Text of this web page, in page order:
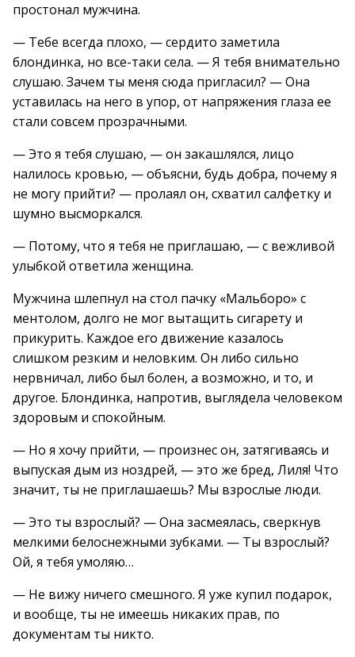
простонал мужчина.
— Тебе всегда плохо, — сердито заметила
блондинка, но все-таки села. — Я тебя внимательно
слушаю. Зачем ты меня сюда пригласил? — Она
уставилась на него в упор, от напряжения глаза ее
стали совсем прозрачными.
— Это я тебя слушаю, — он закашлялся, лицо
налилось кровью, — объясни, будь добра, почему я
не могу прийти? — пролаял он, схватил салфетку и
шумно высморкался.
— Потому, что я тебя не приглашаю, — с вежливой
улыбкой ответила женщина.
Мужчина шлепнул на стол пачку «Мальборо» с
ментолом, долго не мог вытащить сигарету и
прикурить. Каждое его движение казалось
слишком резким и неловким. Он либо сильно
нервничал, либо был болен, а возможно, и то, и
другое. Блондинка, напротив, выглядела человеком
здоровым и спокойным.
— Но я хочу прийти, — произнес он, затягиваясь и
выпуская дым из ноздрей, — это же бред, Лиля! Что
значит, ты не приглашаешь? Мы взрослые люди.
— Это ты взрослый? — Она засмеялась, сверкнув
мелкими белоснежными зубками. — Ты взрослый?
Ой, я тебя умоляю…
— Не вижу ничего смешного. Я уже купил подарок,
и вообще, ты не имеешь никаких прав, по
документам ты никто.